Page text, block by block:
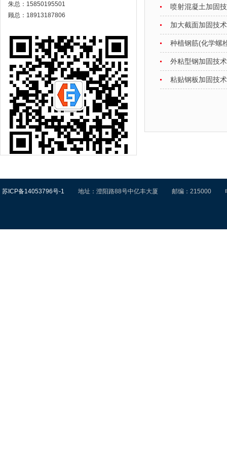
朱总：15850195501
顾总：18913187806
喷射混凝土加固
加大截面加固技术
种植钢筋(化学螺
外粘型钢加固技术
粘贴钢板加固技术
苏ICP备14053796号-1 地址：澄阳路88号中亿丰大厦 邮编：215000